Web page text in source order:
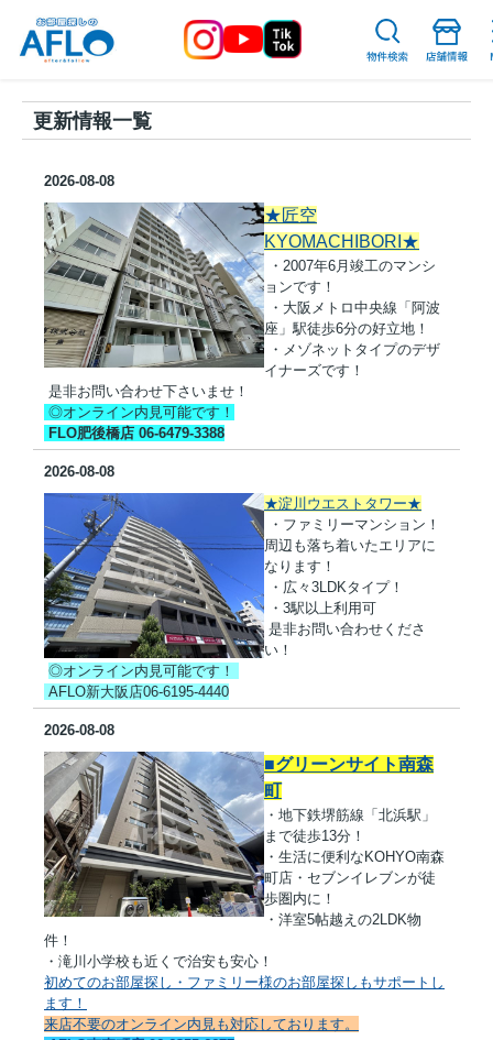
更新情報一覧
2026-08-08
★匠空
KYOMACHIBORI★
・2007年6月竣工のマンシ
ョンです！
・大阪メトロ中央線「阿波
座」駅徒歩6分の好立地！
・メゾネットタイプのデザ
イナーズです！
是非お問い合わせ下さいませ！
◎オンライン内見可能です！
FLO肥後橋店 06-6479-3388
2026-08-08
★淀川ウエストタワー★
・ファミリーマンション！
周辺も落ち着いたエリアに
なります！
・広々3LDKタイプ！
・3駅以上利用可
是非お問い合わせくださ
い！
◎オンライン内見可能です！
AFLO新大阪店06-6195-4440
2026-08-08
■グリーンサイト南森
町
・地下鉄堺筋線「北浜駅」
まで徒歩13分！
・生活に便利なKOHYO南森
町店・セブンイレブンが徒
歩圏内に！
・洋室5帖越えの2LDK物
件！
・滝川小学校も近くで治安も安心！
初めてのお部屋探し・ファミリー様のお部屋探しもサポートし
ます！
来店不要のオンライン内見も対応しております。